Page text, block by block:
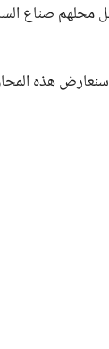
صناع
هذه